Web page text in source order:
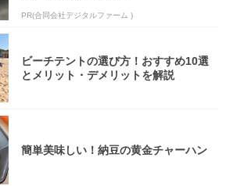
PR(合同会社デジタルファーム )
ビーチテントの選び方！おすすめ10選
とメリット・デメリットを解説
簡単美味しい！納豆の黄金チャーハン